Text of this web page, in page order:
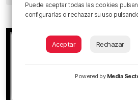
Puede aceptar todas las cookies
configurarlas o rechazar su uso
Aceptar Rechazar
Powered by Media